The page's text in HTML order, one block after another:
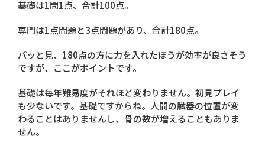
基礎は1問1点、合計100点。
専門は1点問題と3点問題があり、合計180点。
パッと見、180点の方に力を入れたほうが効率が良さそう
ですが、ここがポイントです。
基礎は毎年難易度がそれほど変わりません。初見プレイ
も少ないです。基礎ですからね。人間の臓器の位置が変
わることはありませんし、骨の数が増えることもありま
せん。